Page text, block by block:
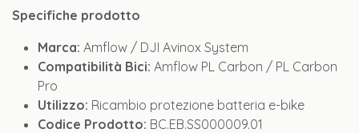
Specifiche prodotto
Marca: Amflow / DJI Avinox System
Compatibilità Bici: Amflow PL Carbon / PL Carbon
Pro
Utilizzo: Ricambio protezione batteria e-bike
Codice Prodotto: BC.EB.SS000009.01